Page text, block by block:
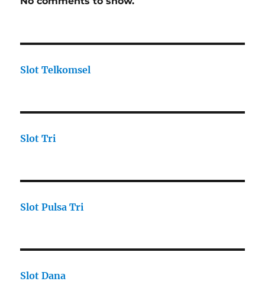
Slot Telkomsel
Slot Tri
Slot Pulsa Tri
Slot Dana